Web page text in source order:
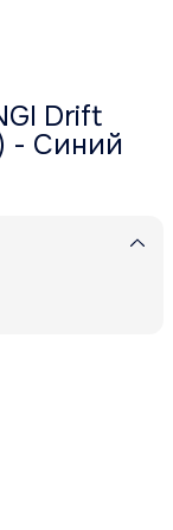
Drift
- Синий